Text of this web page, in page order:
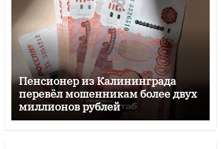
Пенсионер из Калининграда
перевёл мошенникам более двух
миллионов рублей